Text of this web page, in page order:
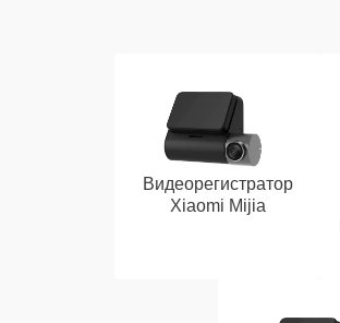
Видеорегистратор
Xiaomi Mijia